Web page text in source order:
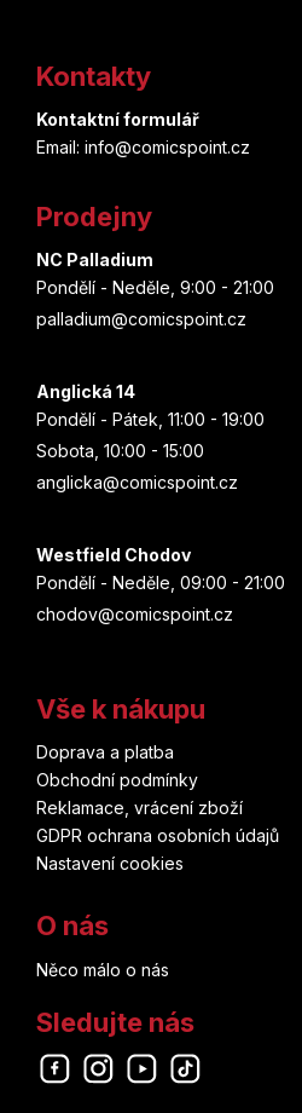
Kontakty
Kontaktní formulář
Email: info@comicspoint.cz
Prodejny
NC Palladium
Pondělí - Neděle, 9:00 - 21:00
palladium@comicspoint.cz
Anglická 14
Pondělí - Pátek, 11:00 - 19:00
Sobota, 10:00 - 15:00
anglicka@comicspoint.cz
Westfield Chodov
Pondělí - Neděle, 09:00 - 21:00
chodov@comicspoint.cz
Vše k nákupu
Doprava a platba
Obchodní podmínky
Reklamace, vrácení zboží
GDPR ochrana osobních údajů
Nastavení cookies
O nás
Něco málo o nás
Sledujte nás
Odebírat newsletter